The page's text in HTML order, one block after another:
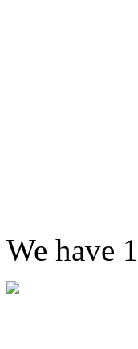
We have